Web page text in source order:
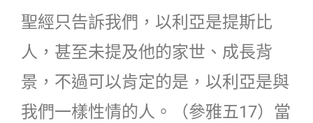
聖經只告訴我們，以利亞是提斯比
人，甚至未提及他的家世、成長背
景，不過可以肯定的是，以利亞是與
我們一樣性情的人。（參雅五17）當